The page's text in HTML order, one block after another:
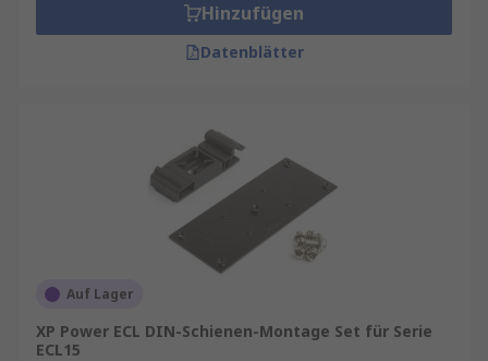
Hinzufügen
Datenblätter
Auf Lager
XP Power ECL DIN-Schienen-Montage Set für Serie
ECL15